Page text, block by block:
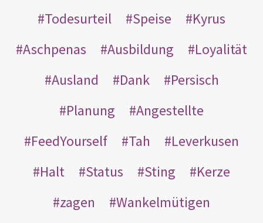
Todesurteil
Speise
Kyrus
Aschpenas
Ausbildung
Loyalität
Ausland
Dank
Persisch
Planung
Angestellte
FeedYourself
Tah
Leverkusen
Halt
Status Sting
Kerze
zagen
Wankelmütigen